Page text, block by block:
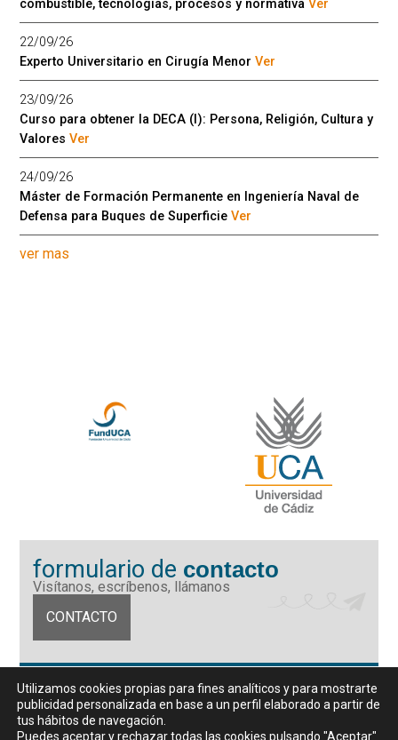
combustible, tecnologías, procesos y normativaVer
22/09/26
Experto Universitario en Cirugía MenorVer
23/09/26
Curso para obtener la DECA (I): Persona, Religión, Cultura y
ValoresVer
24/09/26
Máster de Formación Permanente en Ingeniería Naval de
Defensa para Buques de SuperficieVer
ver mas
formulario de contacto
Visítanos, escríbenos, llámanos
CONTACTO
Fundación Universidad de Cádiz
Calle Ancha 10 (Edificio José Pérez Llorca), CP. 11001, Cádiz
CIF: G11442167
956 07 03 70 / 72
Utilizamos cookies propias para fines analíticos y para mostrarte
publicidad personalizada en base a un perfil elaborado a partir de
tus hábitos de navegación.
Puedes aceptar y rechazar todas las cookies pulsando "Aceptar"